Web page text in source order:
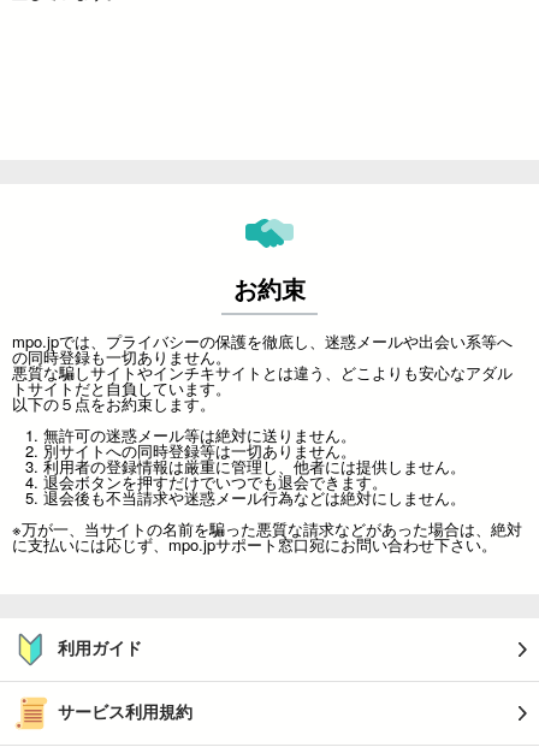
お約束
mpo.jpでは、プライバシーの保護を徹底し、迷惑メールや出会い系等へ
の同時登録も一切ありません。
悪質な騙しサイトやインチキサイトとは違う、どこよりも安心なアダル
トサイトだと自負しています。
以下の５点をお約束します。
無許可の迷惑メール等は絶対に送りません。
別サイトへの同時登録等は一切ありません。
利用者の登録情報は厳重に管理し、他者には提供しません。
退会ボタンを押すだけでいつでも退会できます。
退会後も不当請求や迷惑メール行為などは絶対にしません。
※万が一、当サイトの名前を騙った悪質な請求などがあった場合は、絶対
に支払いには応じず、mpo.jpサポート窓口宛にお問い合わせ下さい。
利用ガイド
サービス利用規約